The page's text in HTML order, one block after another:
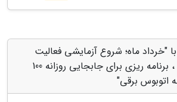
"خرداد ماه؛ شروع آزمایشی فعالیت
اولین اتوبوس برقی ، برنامه ریزی برای جابجایی روزانه 100
اتوبوس برقی"